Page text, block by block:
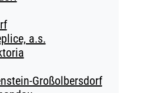
a.s.
Großolbersdorf